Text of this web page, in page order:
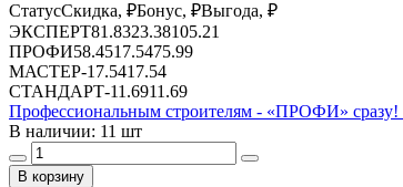
СтатусСкидка, ₽Бонус, ₽Выгода, ₽
ЭКСПЕРТ81.8323.38105.21
ПРОФИ58.4517.5475.99
МАСТЕР-17.5417.54
СТАНДАРТ-11.6911.69
Профессиональным строителям - «ПРОФИ» сразу!
В наличии: 11 шт
В корзину